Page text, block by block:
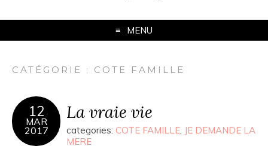
MENU
CATÉGORIE : COTE FAMILLE
12
MAR
2017
La vraie vie
categories: COTE FAMILLE, JE DEMANDE LA
MERE